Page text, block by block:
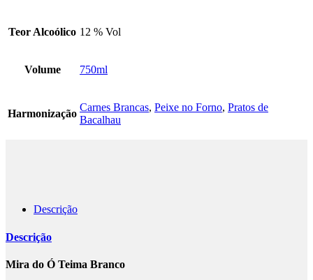
Teor Alcoólico 12 % Vol
Volume 750ml
Harmonização
Carnes Brancas, Peixe no Forno, Pratos de
Bacalhau
Descrição
Descrição
Mira do Ó Teima Branco